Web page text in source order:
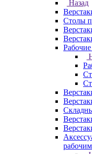
Назад
Столы
Рабочие